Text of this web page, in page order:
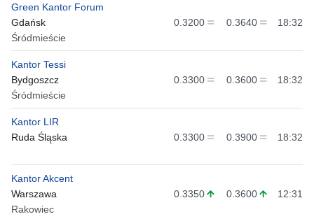
Green Kantor Forum
Gdańsk
Śródmieście
0.3200 0.3640 18:32
Kantor Tessi
Bydgoszcz
Śródmieście
0.3300 0.3600 18:32
Kantor LIR
Ruda Śląska
0.3300 0.3900 18:32
Kantor Akcent
Warszawa
Rakowiec
0.3350 0.3600 12:31